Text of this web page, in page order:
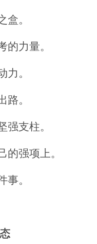
。
力量。
。
。
支柱。
强项上。
。